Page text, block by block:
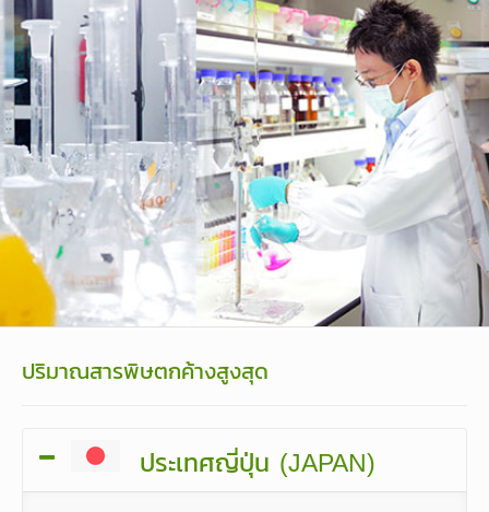
ปริมาณสารพิษตกค้างสูงสุด
ประเทศญี่ปุ่น (JAPAN)